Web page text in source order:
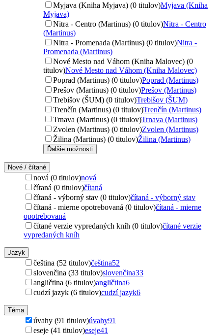
Myjava (Kniha Myjava) (0 titulov)Myjava (Kniha
Myjava)
Nitra - Centro (Martinus) (0 titulov)Nitra - Centro
(Martinus)
Nitra - Promenada (Martinus) (0 titulov)Nitra -
Promenada (Martinus)
Nové Mesto nad Váhom (Kniha Malovec) (0
titulov)Nové Mesto nad Váhom (Kniha Malovec)
Poprad (Martinus) (0 titulov)Poprad (Martinus)
Prešov (Martinus) (0 titulov)Prešov (Martinus)
Trebišov (ŠUM) (0 titulov)Trebišov (ŠUM)
Trenčín (Martinus) (0 titulov)Trenčín (Martinus)
Trnava (Martinus) (0 titulov)Trnava (Martinus)
Zvolen (Martinus) (0 titulov)Zvolen (Martinus)
Žilina (Martinus) (0 titulov)Žilina (Martinus)
Ďalšie možnosti
Nové / čítané
nová (0 titulov)nová
čítaná (0 titulov)čítaná
čítaná - výborný stav (0 titulov)čítaná - výborný stav
čítaná - mierne opotrebovaná (0 titulov)čítaná - mierne
opotrebovaná
čítané verzie vypredaných kníh (0 titulov)čítané verzie
vypredaných kníh
Jazyk
čeština (52 titulov)čeština52
slovenčina (33 titulov)slovenčina33
angličtina (6 titulov)angličtina6
cudzí jazyk (6 titulov)cudzí jazyk6
Téma
úvahy (91 titulov)úvahy91
eseje (41 titulov)eseje41